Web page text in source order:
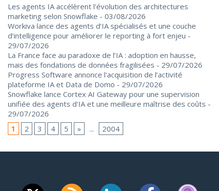
Les agents IA accélèrent l'évolution des architectures
marketing selon Snowflake - 03/08/2026
Workiva lance des agents d’IA spécialisés et une couche
d’intelligence pour améliorer le reporting à fort enjeu -
29/07/2026
La France face au paradoxe de l’IA : adoption en hausse,
mais des fondations de données fragilisées - 29/07/2026
Progress Software annonce l'acquisition de l’activité
plateforme IA et Data de Domo - 29/07/2026
Snowflake lance Cortex AI Gateway pour une supervision
unifiée des agents d'IA et une meilleure maîtrise des coûts -
29/07/2026
1
2 3 4 5 » ... 2004